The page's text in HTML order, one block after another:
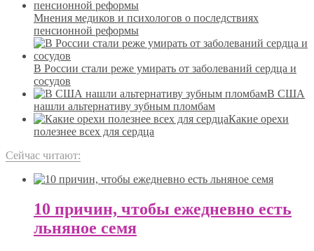
Мнения медиков и психологов о последствиях
пенсионной реформы
В России стали реже умирать от заболеваний сердца и
сосудов
В США
нашли альтернативу зубным пломбам
Какие орехи
полезнее всех для сердца
Сейчас читают:
10 причин, чтобы ежедневно есть
льняное семя